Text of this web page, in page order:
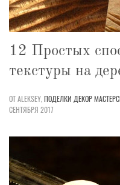
12 Простых
текстуры на
ОТ ALEKSEY,ПОДЕЛКИ ДЕКОР
СЕНТЯБРЯ 2017